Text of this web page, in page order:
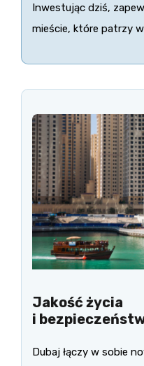
Inwestując dziś,
mieście, które patrzy
Jakość życia
i
Dubaj łączy w sobie